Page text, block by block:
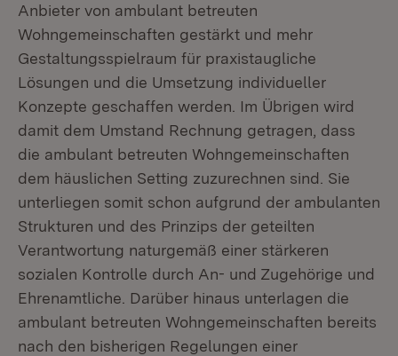
Anbieter von ambulant betreuten
Wohngemeinschaften gestärkt und mehr
Gestaltungsspielraum für praxistaugliche
Lösungen und die Umsetzung individueller
Konzepte geschaffen werden. Im Übrigen wird
damit dem Umstand Rechnung getragen, dass
die ambulant betreuten Wohngemeinschaften
dem häuslichen Setting zuzurechnen sind. Sie
unterliegen somit schon aufgrund der ambulanten
Strukturen und des Prinzips der geteilten
Verantwortung naturgemäß einer stärkeren
sozialen Kontrolle durch An- und Zugehörige und
Ehrenamtliche. Darüber hinaus unterlagen die
ambulant betreuten Wohngemeinschaften bereits
nach den bisherigen Regelungen einer